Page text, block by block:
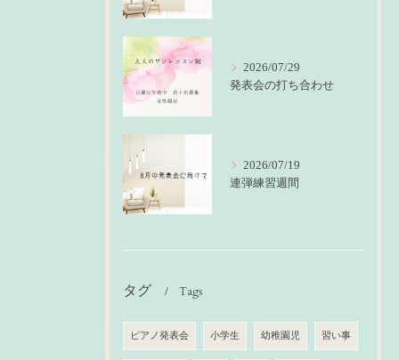
2026/07/29
発表会の打ち合わせ
2026/07/19
連弾練習週間
タグ Tags
ピアノ発表会 小学生 幼稚園児 習い事